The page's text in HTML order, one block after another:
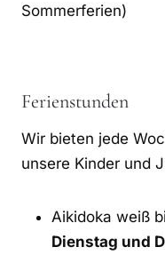
Sommerferien)
Ferienstunden
Wir bieten jede
unsere Kinder und
Aikidoka weiß
Dienstag und